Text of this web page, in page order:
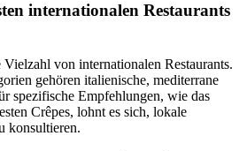
internationalen Restaurants
von internationalen Restaurants.
gehören italienische, mediterrane
spezifische Empfehlungen, wie das
Crêpes, lohnt es sich, lokale
konsultieren.